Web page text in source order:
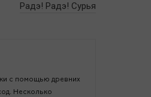
Радэ! Радэ! Сурья
с помощью древних
Несколько